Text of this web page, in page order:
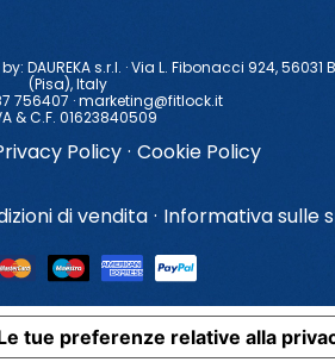
DAUREKA s.r.l. · Via L. Fibonacci 924, 56031
(Pisa), ltaly
756407 ·marketing@fitlock.it
& C.F. 01623840509
Policy · Cookie Policy
di vendita · Informativa sulle
tue preferenze relative alla